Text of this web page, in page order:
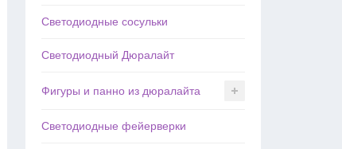
Светодиодные сосульки
Светодиодный Дюралайт
Фигуры и панно из дюралайта
Светодиодные фейерверки